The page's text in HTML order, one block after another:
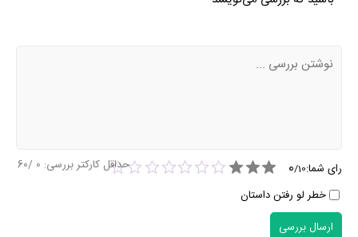
رای شما: 0/10
خطر لو رفتن داستان
حداقل کارکتر بررسی: 0
/60
ارسال بررسی